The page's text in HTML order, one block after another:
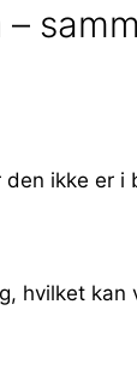
ikke
hvilket